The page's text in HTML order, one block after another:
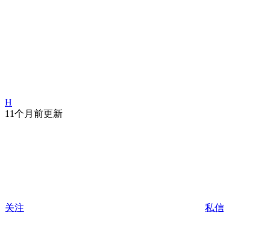
H
11个月前更新
关注 私信